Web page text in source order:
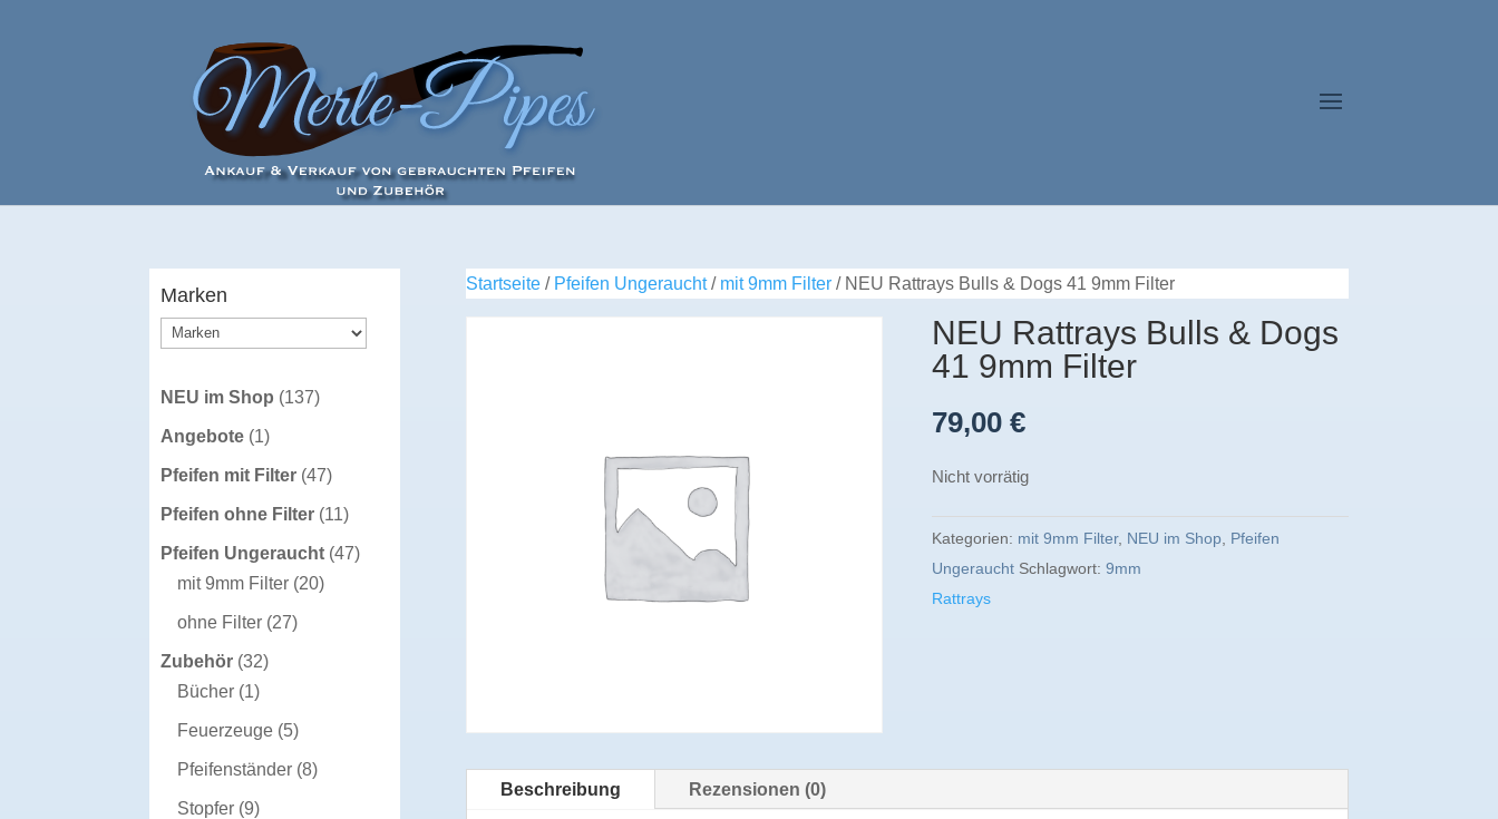
Startseite/ Pfeifen Ungeraucht/ mit 9mm Filter/ NEU Rattrays Bulls & Dogs 41 9mm Filter
NEU Rattrays Bulls & Dogs
41 9mm Filter
79,00 €
Nicht vorrätig
Kategorien: mit 9mm Filter, NEU im Shop, Pfeifen
Ungeraucht Schlagwort: 9mm
Rattrays
Beschreibung Rezensionen (0)
Marken
NEU im Shop 137137
Angebote 11
Produkt
Pfeifen mit Filter 4747
Produkte
Pfeifen ohne Filter 1111
Produkte
Pfeifen Ungeraucht 4747
mit 9mm Filter 2020
ohne Filter 2727
Zubehör 3232
Bücher 11
Produkt
Feuerzeuge 55
Produkte
Pfeifenständer 88
Stopfer 99